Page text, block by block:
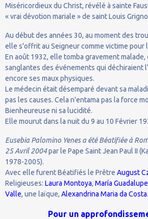
Miséricordieux du Christ, révélé à sainte
« vrai dévotion mariale » de saint Louis
Au début des années 30, au moment des
elle s'offrit au Seigneur comme victime pour
En août 1932, elle tomba gravement malade,
sanglantes des événements qui déchiraient
encore ses maux physiques.
Le médecin était désemparé devant sa
pas les causes. Cela n'entama pas la force
Bienheureuse ni sa lucidité.
Elle mourut dans la nuit du 9 au 10 Février
Eusebia Palomino Yenes a été Béatifiée à
25 Avril 2004par le Pape Saint Jean Paul II
1978-2005).
Avec elle furent Béatifiés le Prêtre August
Religieuses: Laura Montoya, María
Valle, une laïque, Alexandrina Maria da Costa.
Pour un